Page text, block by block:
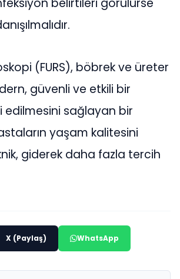
belirtileri görülürse
(FURS), böbrek ve üreter
güvenli ve etkili bir
edilmesini sağlayan bir
yaşam kalitesini
giderek daha fazla tercih
X (Paylaş) WhatsApp